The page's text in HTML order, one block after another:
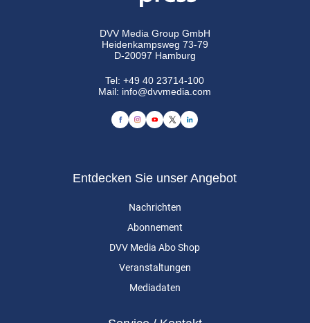
DVV Media Group GmbH
Heidenkampsweg 73-79
D-20097 Hamburg
Tel:+49 40 23714-100
Mail: info@dvvmedia.com
Entdecken Sie unser Angebot
Nachrichten
Abonnement
DVV Media Abo Shop
Veranstaltungen
Mediadaten